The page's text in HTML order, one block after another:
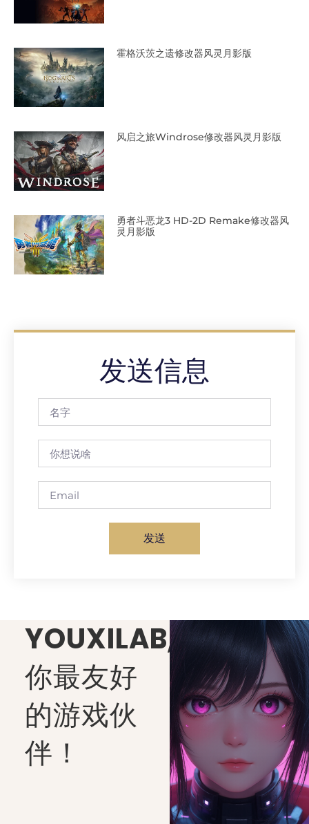
霍格沃茨之遗修改器风灵月影版
风启之旅Windrose修改器风灵月影版
勇者斗恶龙3 HD-2D Remake修改器风
灵月影版
发送信息
发送
YOUXILAB,
你最友好
的游戏伙
伴！